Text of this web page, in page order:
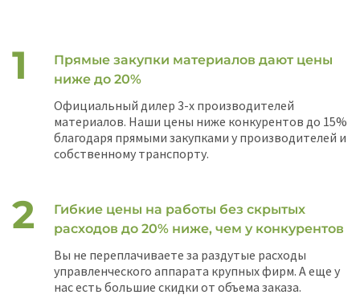
Прямые закупки материалов дают цены
ниже до 20%
Официальный дилер 3-х производителей
материалов. Наши цены ниже конкурентов до 15%
благодаря прямыми закупками у производителей и
собственному транспорту.
Гибкие цены на работы без скрытых
расходов до 20% ниже, чем у конкурентов
Вы не переплачиваете за раздутые расходы
управленческого аппарата крупных фирм. А еще у
нас есть большие скидки от объема заказа.